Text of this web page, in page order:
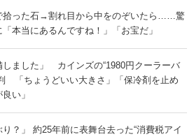
拾った石→割れ目から中をのぞいたら……驚
「本当にあるんですね！」「お宝だ」
しました」 カインズの“1980円クーラーバ
「ちょうどいい大きさ」「保冷剤を止め
い」
り？」 約25年前に表舞台去った“消費税アイ